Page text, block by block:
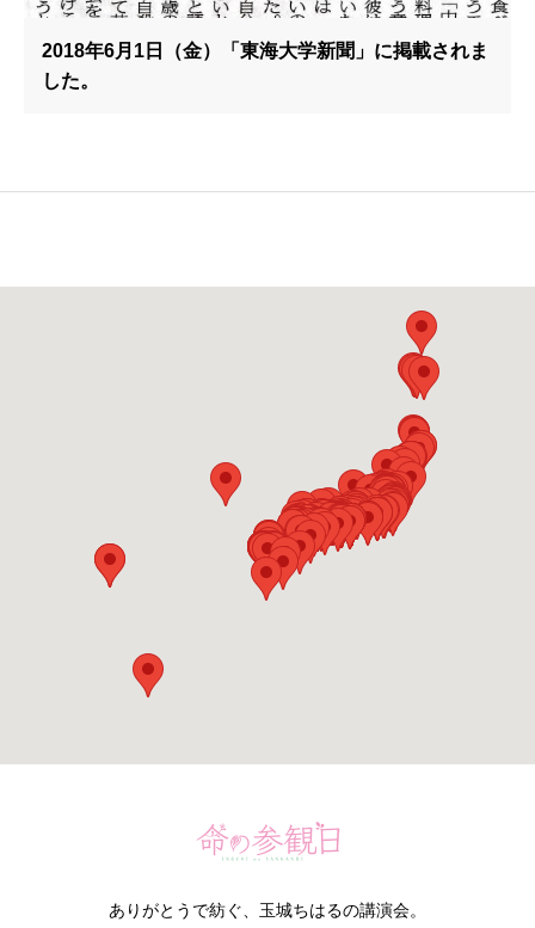
2018年6月1日（金）「東海大学新聞」に掲載されま
した。
ありがとうで紡ぐ、玉城ちはるの講演会。